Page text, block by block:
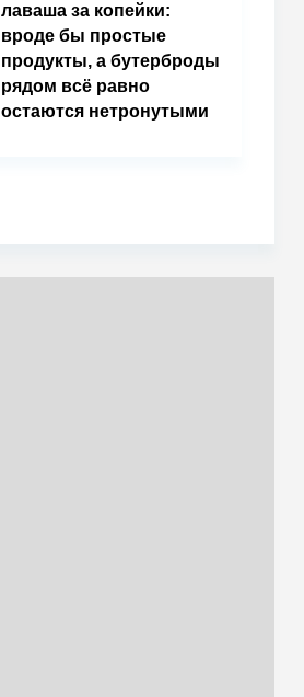
лаваша за копейки:
вроде бы простые
продукты, а бутерброды
рядом всё равно
остаются нетронутыми